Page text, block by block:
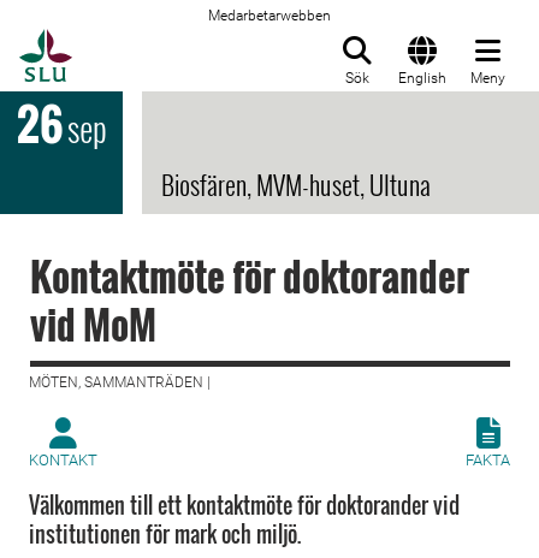
Medarbetarwebben
Sök English Meny
26sep
Biosfären, MVM-huset, Ultuna
Kontaktmöte för doktorander
vid MoM
MÖTEN, SAMMANTRÄDEN |
KONTAKT FAKTA
Välkommen till ett kontaktmöte för doktorander vid
institutionen för mark och miljö.